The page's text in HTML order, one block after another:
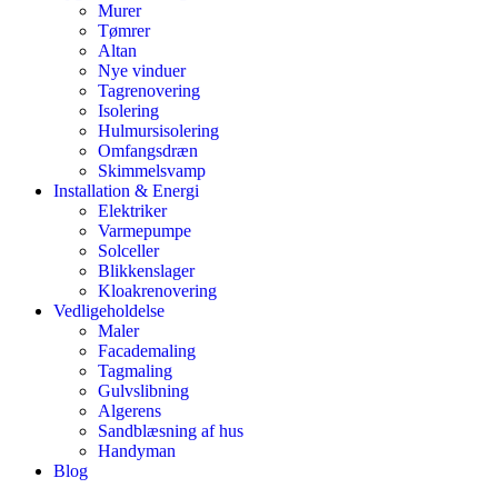
Murer
Tømrer
Altan
Nye vinduer
Tagrenovering
Isolering
Hulmursisolering
Omfangsdræn
Skimmelsvamp
Installation & Energi
Elektriker
Varmepumpe
Solceller
Blikkenslager
Kloakrenovering
Vedligeholdelse
Maler
Facademaling
Tagmaling
Gulvslibning
Algerens
Sandblæsning af hus
Handyman
Blog